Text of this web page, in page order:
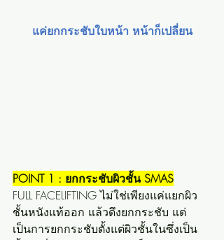
แค่ยกกระชับใบหน้า หน้าก็เปลี่ยน
POINT 1 : ยกกระชับผิวชั้น SMAS
FULL FACELIFTING ไม่ใช่เพียงแค่แยกผิว
ชั้นหนังแท้ออก แล้วดึงยกกระชับ แต่
เป็นการยกกระชับตั้งแต่ผิวชั้นในซึ่งเป็น